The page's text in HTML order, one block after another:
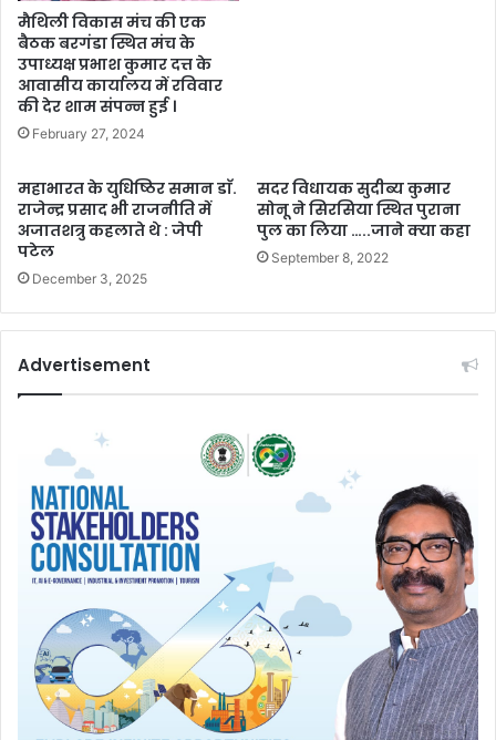
मैथिली विकास मंच की एक
बैठक बरगंडा स्थित मंच के
उपाध्यक्ष प्रभाश कुमार दत्त के
आवासीय कार्यालय में रविवार
की देर शाम संपन्न हुई ।
February 27, 2024
महाभारत के युधिष्ठिर समान डाॅ.
राजेन्द्र प्रसाद भी राजनीति में
अजातशत्रु कहलाते थे : जेपी
पटेल
December 3, 2025
सदर विधायक सुदीब्य कुमार
सोनू ने सिरसिया स्थित पुराना
पुल का लिया …..जाने क्या कहा
September 8, 2022
Advertisement